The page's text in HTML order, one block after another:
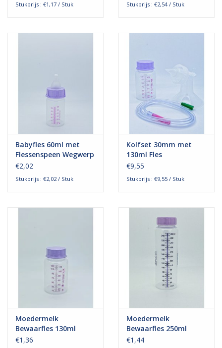
Stukprijs : €1,17 / Stuk Stukprijs : €2,54 / Stuk
Babyfles 60ml met
Flessenspeen Wegwerp
- Steriel
€2,02
Stukprijs : €2,02 / Stuk
Kolfset 30mm met
130ml Fles
€9,55
Stukprijs : €9,55 / Stuk
Moedermelk
Bewaarfles 130ml
Wegwerp - Steriel
€1,36
Moedermelk
Bewaarfles 250ml
Wegwerp - Steriel
€1,44